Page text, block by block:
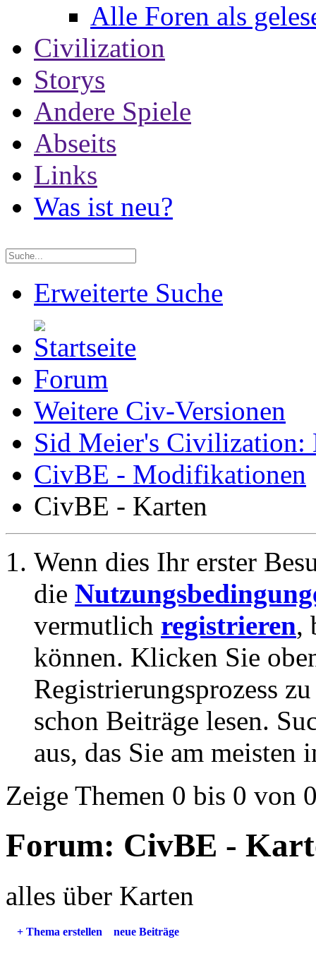
Alle Foren als
Civilization
Storys
Andere Spiele
Abseits
Links
Was ist neu?
Erweiterte Suche
Forum
Weitere Civ-Versionen
Sid Meier's Civilization:
CivBE - Modifikationen
CivBE - Karten
Wenn dies Ihr erster
die
vermutlich registrieren,
können. Klicken Sie
Registrierungsprozess
schon Beiträge lesen.
aus, das Sie am meisten
Zeige Themen 0 bis 0 von
Forum: CivBE -
alles über Karten
+ Thema erstellen neue Beiträge